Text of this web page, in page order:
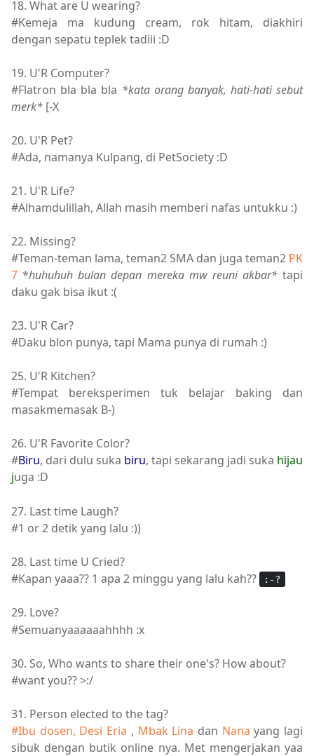
18. What are U wearing?
#Kemeja ma kudung cream, rok hitam, diakhiri
dengan sepatu teplek tadiii :D
19. U'R Computer?
#Flatron bla bla bla *kata orang banyak, hati-hati sebut
merk* [-X
20. U'R Pet?
#Ada, namanya Kulpang, di PetSociety :D
21. U'R Life?
#Alhamdulillah, Allah masih memberi nafas untukku :)
22. Missing?
#Teman-teman lama, teman2 SMA dan juga teman2 PK
7 *huhuhuh bulan depan mereka mw reuni akbar* tapi
daku gak bisa ikut :(
23. U'R Car?
#Daku blon punya, tapi Mama punya di rumah :)
25. U'R Kitchen?
#Tempat bereksperimen tuk belajar baking dan
masakmemasak B-)
26. U'R Favorite Color?
#Biru, dari dulu suka biru, tapi sekarang jadi suka hijau
juga :D
27. Last time Laugh?
#1 or 2 detik yang lalu :))
28. Last time U Cried?
#Kapan yaaa?? 1 apa 2 minggu yang lalu kah??
:-?
29. Love?
#Semuanyaaaaaahhhh :x
30. So, Who wants to share their one's? How about?
#want you?? >:/
31. Person elected to the tag?
#Ibu dosen, Desi Eria , Mbak Lina dan Nanayang lagi
sibuk dengan butik online nya. Met mengerjakan yaa